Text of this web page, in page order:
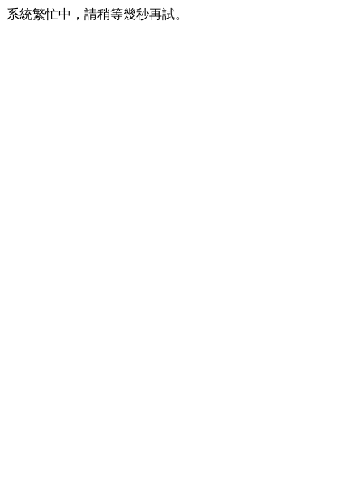
系統繁忙中，請稍等幾秒再試。